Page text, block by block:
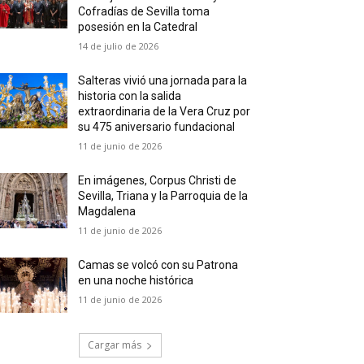
Cofradías de Sevilla toma
posesión en la Catedral
14 de julio de 2026
Salteras vivió una jornada para la
historia con la salida
extraordinaria de la Vera Cruz por
su 475 aniversario fundacional
11 de junio de 2026
En imágenes, Corpus Christi de
Sevilla, Triana y la Parroquia de la
Magdalena
11 de junio de 2026
Camas se volcó con su Patrona
en una noche histórica
11 de junio de 2026
Cargar más